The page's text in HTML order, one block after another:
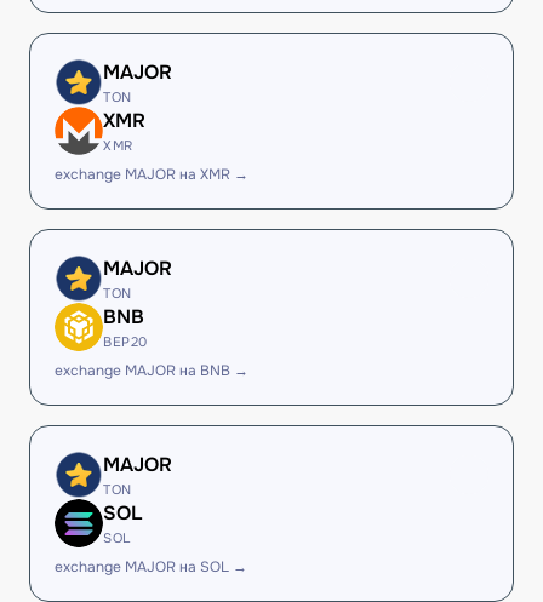
MAJOR
TON
XMR
XMR
exchange MAJOR на XMR →
MAJOR
TON
BNB
BEP20
exchange MAJOR на BNB →
MAJOR
TON
SOL
SOL
exchange MAJOR на SOL →